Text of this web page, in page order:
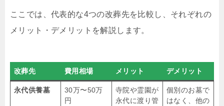
ここでは、代表的な4つの改葬先を比較し、それぞれの
メリット・デメリットを解説します。
改葬先 費用相場 メリット デメリット
永代供養墓
30万〜50万
円
寺院や霊園が
永代に渡り管
個別のお墓で
はなく、他の